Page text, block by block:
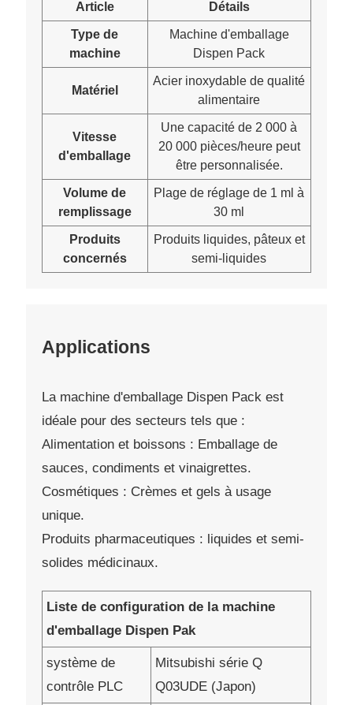
Article Détails
Type de
machine
Machine d'emballage
Dispen Pack
Matériel
Acier inoxydable de qualité
alimentaire
Vitesse
d'emballage
Une capacité de 2 000 à
20 000 pièces/heure peut
être personnalisée.
Volume de
remplissage
Plage de réglage de 1 ml à
30 ml
Produits
concernés
Produits liquides, pâteux et
semi-liquides
Applications
La machine d'emballage Dispen Pack est
idéale pour des secteurs tels que :
Alimentation et boissons : Emballage de
sauces, condiments et vinaigrettes.
Cosmétiques : Crèmes et gels à usage
unique.
Produits pharmaceutiques : liquides et semi-
solides médicinaux.
Liste de configuration de la machine
d'emballage Dispen Pak
système de
contrôle PLC
Mitsubishi série Q
Q03UDE (Japon)